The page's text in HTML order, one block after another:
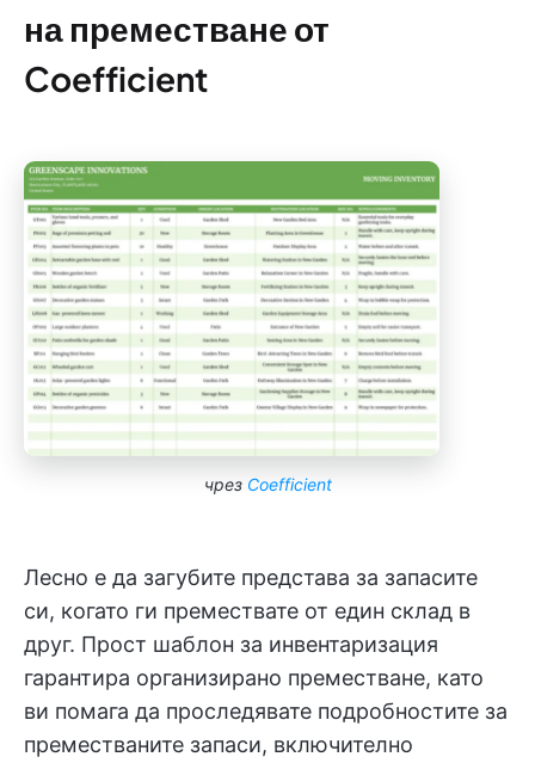
на преместване от
Coefficient
чрез Coefficient
Лесно е да загубите представа за запасите
си, когато ги премествате от един склад в
друг. Прост шаблон за инвентаризация
гарантира организирано преместване, като
ви помага да проследявате подробностите за
преместваните запаси, включително